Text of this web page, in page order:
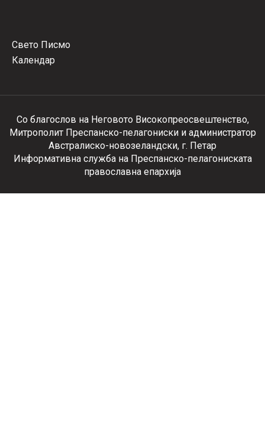
Свето Писмо
Календар
Со благослов на Неговото Високопреосвештенство,
Митрополит Преспанско-пелагониски и администратор
Австралиско-новозеландски, г. Петар
Информативна служба на Преспанско-пелагониската
православна епархија